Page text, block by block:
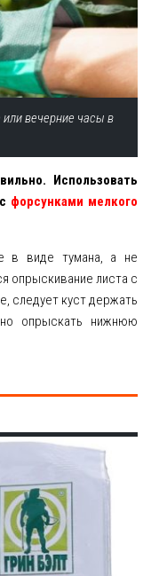
вечерние часы в
Использовать
форсунками мелкого
в виде тумана, а не
опрыскивание листа с
следует куст держать
опрыскать нижнюю